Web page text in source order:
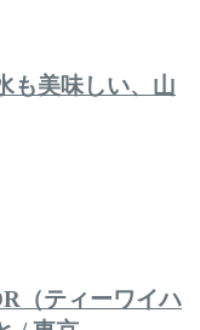
も美味しい、山
（ティーワイハ